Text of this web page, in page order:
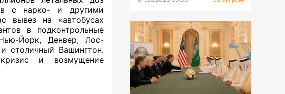
с нарко- и другими
вывез на «автобусах
в подконтрольные
Йорк, Денвер, Лос-
столичный Вашингтон.
и возмущение